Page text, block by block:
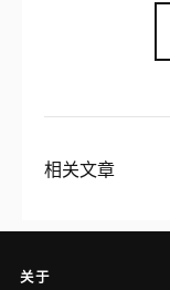
相关文章
关于